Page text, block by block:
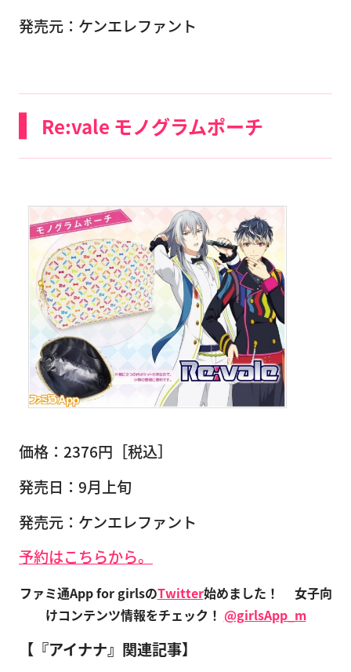
発売元：ケンエレファント
Re:vale モノグラムポーチ
価格：2376円［税込］
発売日：9月上旬
発売元：ケンエレファント
予約はこちらから。
ファミ通App for girlsのTwitter始めました！
女子向
けコンテンツ情報をチェック！ @girlsApp_m
【『アイナナ』関連記事】